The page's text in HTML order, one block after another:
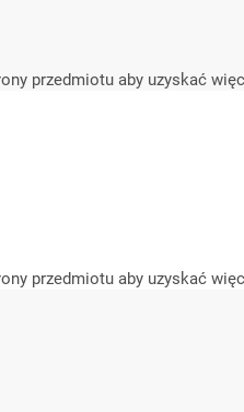
przedmiotu aby uzyskać
przedmiotu aby uzyskać